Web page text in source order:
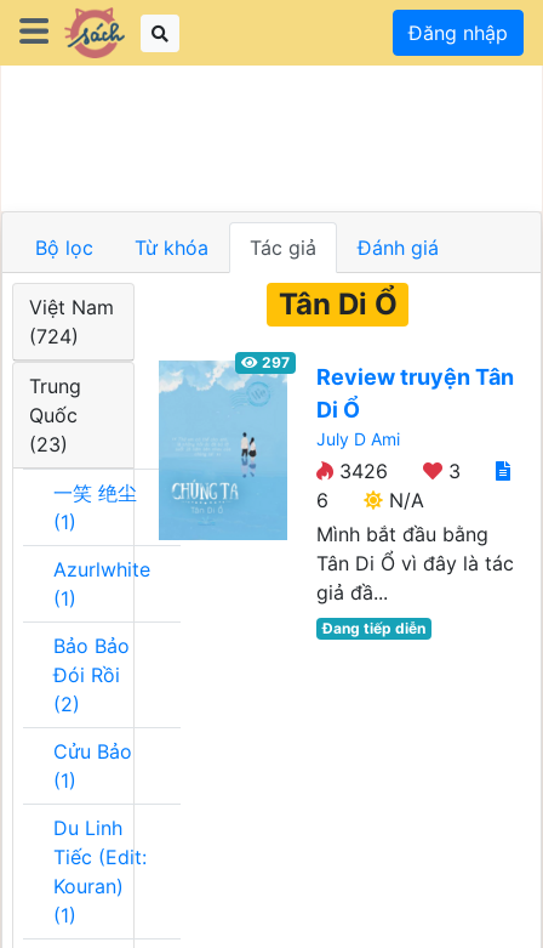
Đăng nhập
Bộ lọc Từ khóa Tác giả Đánh giá
Việt Nam
(724)
Trung
Quốc
(23)
一笑 绝尘
(1)
Azurlwhite
(1)
Bảo Bảo
Đói Rồi
(2)
Cửu Bảo
(1)
Du Linh
Tiếc (Edit:
Kouran)
(1)
Tân Di Ổ
297
Review truyện Tân
Di Ổ
July D Ami
3426
3
6
N/A
Mình bắt đầu bằng
Tân Di Ổ vì đây là tác
giả đầ...
Đang tiếp diễn